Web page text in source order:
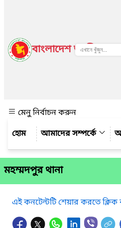
বাংলাদেশ জাতীয় তথ্য
মেনু নির্বাচন করুন
আমাদের সম্পর্কে
মহম্মদপুর থানা
এই কনটেন্টটি শেয়ার করতে